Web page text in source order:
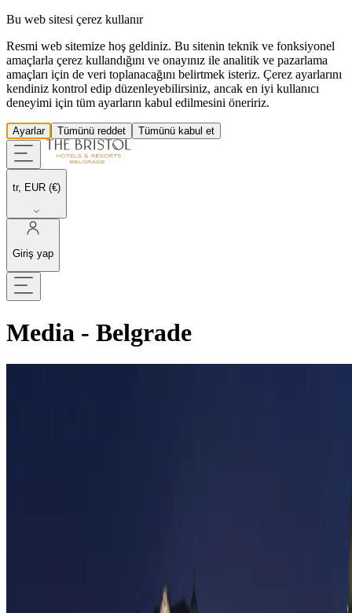
Bu web sitesi çerez kullanır
Resmi web sitemize hoş geldiniz. Bu sitenin teknik ve fonksiyonel
amaçlarla çerez kullandığını ve onayınız ile analitik ve pazarlama
amaçları için de veri toplanacağını belirtmek isteriz. Çerez ayarlarını
kendiniz kontrol edip düzenleyebilirsiniz, ancak en iyi kullanıcı
deneyimi için tüm ayarların kabul edilmesini öneririz.
Ayarlar Tümünü reddet Tümünü kabul et
tr, EUR (€)
Giriş yap
Media - Belgrade